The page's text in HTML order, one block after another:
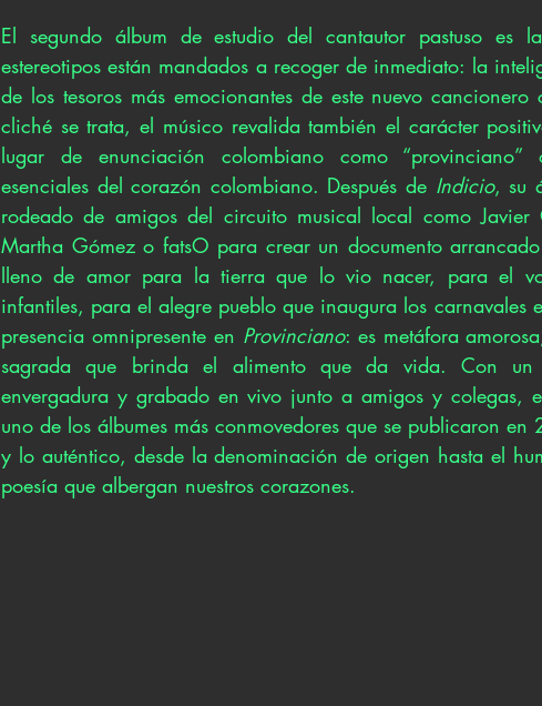
El segundo álbum de estudio del cantautor pastuso es
estereotipos están mandados a recoger de inmediato: la
de los tesoros más emocionantes de este nuevo
cliché se trata, el músico revalida también el carácter
lugar de enunciación colombiano como “provinciano”
esenciales del corazón colombiano. Después de Indicio, su
rodeado de amigos del circuito musical local como
Martha Gómez o fatsO para crear un documento
lleno de amor para la tierra que lo vio nacer, para el
infantiles, para el alegre pueblo que inaugura los carnavales
presencia omnipresente en Provinciano: es metáfora
sagrada que brinda el alimento que da vida. Con un
envergadura y grabado en vivo junto a amigos y colegas,
uno de los álbumes más conmovedores que se publicaron
y lo auténtico, desde la denominación de origen hasta el
poesía que albergan nuestros corazones.